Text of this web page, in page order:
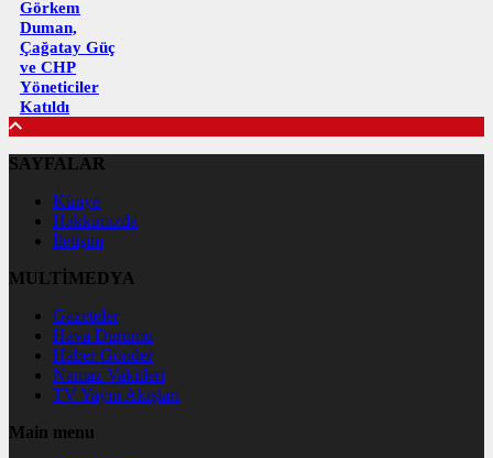
Görkem
Duman,
Çağatay Güç
ve CHP
Yöneticiler
Katıldı
SAYFALAR
Künye
Hakkımızda
İletişim
MULTİMEDYA
Gazeteler
Hava Durumu
Haber Gönder
Namaz Vakitleri
TV Yayın Akışları
Main menu